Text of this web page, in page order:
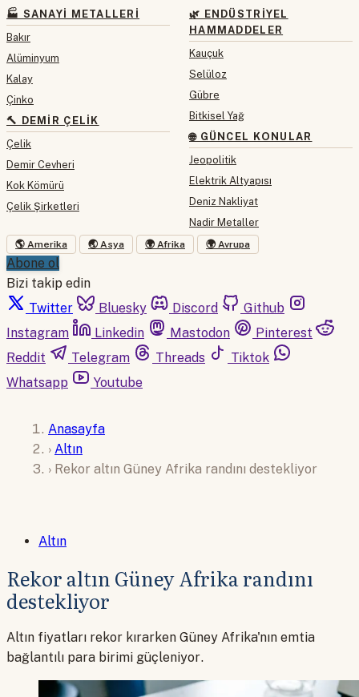
🏭 SANAYI METALLERI
Bakır
Alüminyum
Kalay
Çinko
🔨 DEMIR ÇELIK
Çelik
Demir Cevheri
Kok Kömürü
Çelik Şirketleri
🌿 ENDÜSTRIYEL
HAMMADDELER
Kauçuk
Selüloz
Gübre
Bitkisel Yağ
🌐 GÜNCEL KONULAR
Jeopolitik
Elektrik Altyapısı
Deniz Nakliyat
Nadir Metaller
🌎 Amerika 🌏 Asya 🌍 Afrika 🌍 Avrupa
Abone ol
Bizi takip edin
Twitter
Bluesky Discord
Github
Instagram
Linkedin Mastodon
Pinterest
Reddit
Telegram Threads
Tiktok
Whatsapp
Youtube
Anasayfa
› Altın
› Rekor altın Güney Afrika randını destekliyor
Altın
Rekor altın Güney Afrika randını
destekliyor
Altın fiyatları rekor kırarken Güney Afrika'nın emtia
bağlantılı para birimi güçleniyor.